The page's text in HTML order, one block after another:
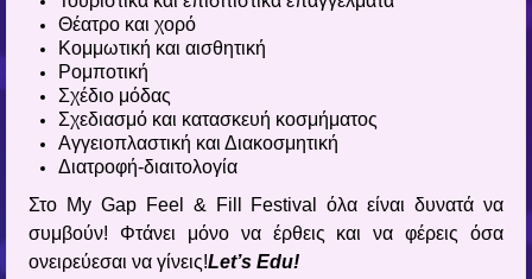
Θέατρο και χορό
Κομμωτική και αισθητική
Ρομποτική
Σχέδιο μόδας
Σχεδιασμό και κατασκευή κοσμήματος
Αγγειοπλαστική και Διακοσμητική
Διατροφή-διαιτολογία
Στο My Gap Feel & Fill Festival όλα είναι δυνατά να
συμβούν! Φτάνει μόνο να έρθεις και να φέρεις όσα
ονειρεύεσαι να γίνεις!Let’s Edu!